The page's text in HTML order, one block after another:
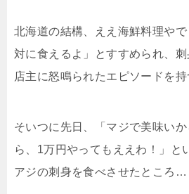
北海道の結構、ええ海鮮料理や
対に食えるよ」とすすめられ、刺
店主に怒鳴られたエピソードを持
そいつに先日、「マジで美味い
ら、1万円やってもええわ！」と
アジの刺身を食べさせたところ…